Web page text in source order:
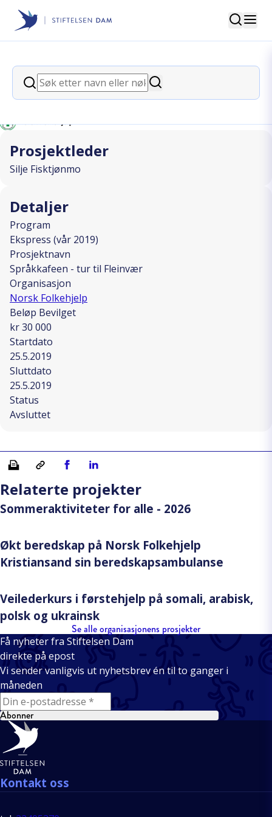
Stiftelsen Dam
Søk
Søk
Søk
back
Språkkafeen - tur til Fleinvær
Prosjektleder
Silje Fisktjønmo
Detaljer
Program
Ekspress (vår 2019)
Prosjektnavn
Språkkafeen - tur til Fleinvær
Organisasjon
Norsk Folkehjelp
Beløp Bevilget
kr 30 000
Startdato
25.5.2019
Sluttdato
25.5.2019
Status
Avsluttet
Skriv ut Kopiera länkDel på Facebook
Del på Linkedin
Relaterte projekter
Sommeraktiviteter for alle - 2026
Økt beredskap på Norsk Folkehjelp
Kristiansand sin beredskapsambulanse
Veilederkurs i førstehjelp på somali, arabisk,
polsk og ukrainsk
Se alle organisasjonens prosjekter
Få nyheter fra Stiftelsen Dam
direkte på epost
Vi sender vanligvis ut nyhetsbrev én til to ganger i
måneden
E-mail
Abonner
Bunntekst
Kontakt oss